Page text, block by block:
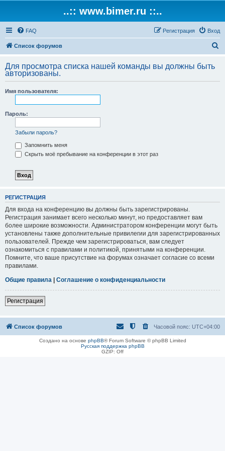
..:: www.bimer.ru ::..
FAQ Вход
Регистрация
Список форумов
с
Для просмотра списка нашей команды вы должны быть
авторизованы.
Имя пользователя:
Пароль:
Забыли пароль?
Запомнить меня
Скрыть моё пребывание на конференции в этот раз
РЕГИСТРАЦИЯ
Для входа на конференцию вы должны быть зарегистрированы.
Регистрация занимает всего несколько минут, но предоставляет вам
более широкие возможности. Администратором конференции могут быть
установлены также дополнительные привилегии для зарегистрированных
пользователей. Прежде чем зарегистрироваться, вам следует
ознакомиться с правилами и политикой, принятыми на конференции.
Помните, что ваше присутствие на форумах означает согласие со всеми
правилами.
Общие правила | Соглашение о конфиденциальности
Регистрация
Список форумов Часовой пояс: UTC+04:00
Создано на основе phpBB® Forum Software © phpBB Limited
Русская поддержка phpBB
GZIP: Off